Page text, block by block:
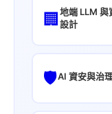
🏢 地端 LLM 與
設計
🛡️AI 資安與治